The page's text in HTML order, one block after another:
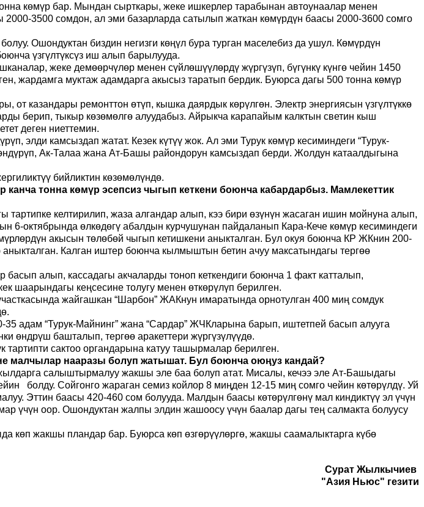
көмүр бар. Мындан сырткары, жеке ишкерлер тарабынан автоунаалар менен
3500 сомдон, ал эми базарларда сатылып жаткан көмүрдүн баасы 2000-3600 сомго
Ошондуктан биздин негизги көңүл бура турган маселебиз да ушул. Көмүрдүн
үзгүлтүксүз иш алып барылууда.
жеке демөөрчүлөр менен сүйлөшүүлөрдү жүргүзүп, бүгүнкү күнгө чейин 1450
жардамга муктаж адамдарга акысыз таратып бердик. Буюрса дагы 500 тонна көмүр
от казандары ремонттон өтүп, кышка даярдык көрүлгөн. Электр энергиясын үзгүлтүккө
берип, тыкыр көзөмөлгө алуудабыз. Айрыкча карапайым калктын светин кыш
деген ниеттемин.
элди камсыздап жатат. Кезек күтүү жок. Ал эми Турук көмүр кесиминдеги “Турук-
, Ак-Талаа жана Ат-Башы райондорун камсыздап берди. Жолдун катаалдыгына
бийликтин көзөмөлүндө.
тонна көмүр эсепсиз чыгып кеткени боюнча кабардарбыз. Мамлекеттик
келтирилип, жаза алгандар алып, кээ бири өзүнүн жасаган ишин мойнуна алып,
октябрында өлкөдөгү абалдын курчушунан пайдаланып Кара-Кече көмүр кесиминдеги
акысын төлөбөй чыгып кетишкени аныкталган. Бул окуя боюнча КР ЖКнин 200-
Калган иштер боюнча кылмыштын бетин ачуу максатындагы тергөө
алып, кассадагы акчаларды тоноп кеткендиги боюнча 1 факт катталып,
кеңсесине толугу менен өткөрүлүп берилген.
жайгашкан “Шарбон” ЖАКнун имаратында орнотулган 400 миң сомдук
35 адам “Турук-Майнинг” жана “Сардар” ЖЧКларына барып, иштетпей басып алууга
өндрүш башталып, тергөө аракеттери жүргүзүлүүдө.
тартипти сактоо органдарына катуу ташырмалар берилген.
малчылар нааразы болуп жатышат. Бул боюнча оюңуз кандай?
салыштырмалуу жакшы эле баа болуп атат. Мисалы, кечээ эле Ат-Башыдагы
Сойгонго жараган семиз койлор 8 миңден 12-15 миң сомго чейин көтөрүлдү. Уй
Эттин баасы 420-460 сом болууда. Малдын баасы көтөрүлгөнү мал киндиктүү эл үчүн
үчүн оор. Ошондуктан жалпы элдин жашоосу үчүн баалар дагы тең салмакта болуусу
көп жакшы пландар бар. Буюрса көп өзгөрүүлөргө, жакшы саамалыктарга күбө
Сурат Жылкычиев
"Азия Ньюс" гезити